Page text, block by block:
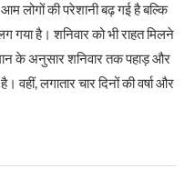
लोगों की परेशानी बढ़ गई है बल्कि
है। शनिवार को भी राहत मिलने
के अनुसार शनिवार तक पहाड़ और
वहीं, लगातार चार दिनों की वर्षा और